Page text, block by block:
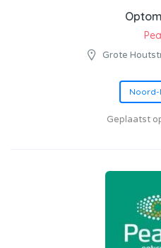
Grote
Geplaatst